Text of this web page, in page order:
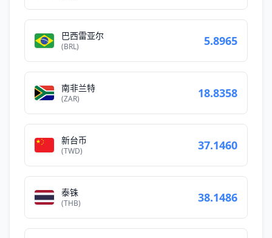
巴西雷亚尔
(BRL) 5.8965
南非兰特
(ZAR) 18.8358
新台币
(TWD) 37.1460
泰铢
(THB) 38.1486